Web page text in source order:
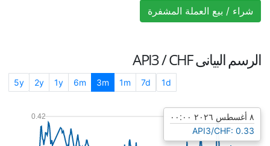
شراء / بيع العملة المشفرة
الرسم البيانىAPI3 / CHF
1d
7d
1m
3m
6m
1y
2y
5y
0.42 ٨ أغسطس ٢٠٢٦ ٠٠:٠٠
API3/CHF: 0.33